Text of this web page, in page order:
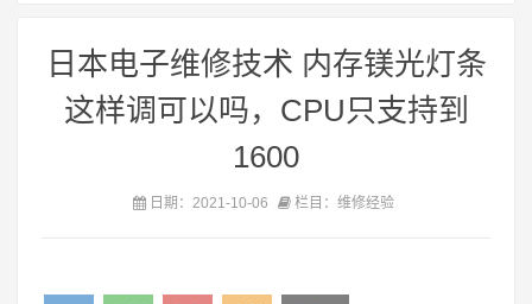
日本电子维修技术 内存镁光灯条
这样调可以吗，CPU只支持到
1600
日期：2021-10-06 栏目：维修经验